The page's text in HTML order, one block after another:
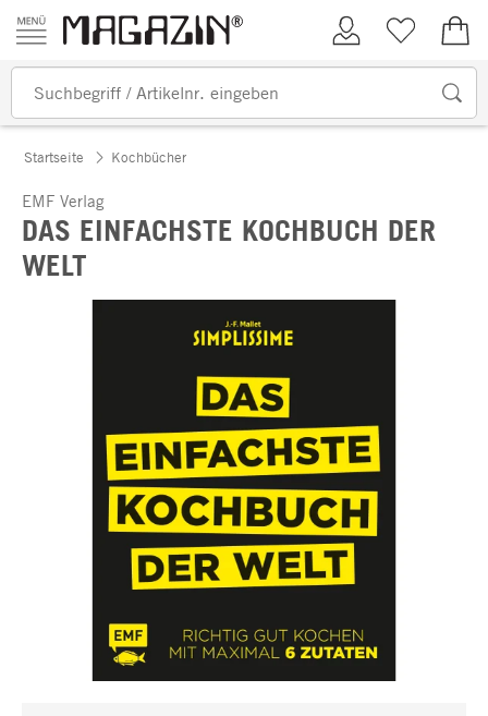
Zum Inhalt springen
Kundenkonto
Merkliste
Startseite Kochbücher
EMF Verlag
DAS EINFACHSTE KOCHBUCH DER
WELT